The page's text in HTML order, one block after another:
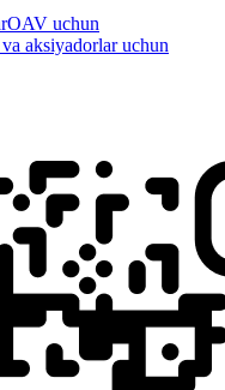
OAV uchun
aksiyadorlar uchun